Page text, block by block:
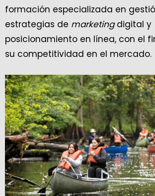
formación especializada en
estrategias de marketingdigital y
posicionamiento en línea, con el
su competitividad en el mercado.